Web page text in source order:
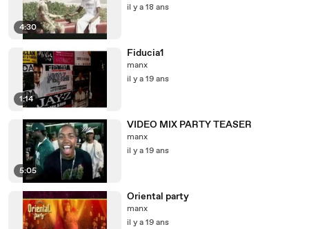
4:30
il y a 18 ans
1:14
Fiducia1
manx
il y a 19 ans
5:05
VIDEO MIX PARTY TEASER
manx
il y a 19 ans
Oriental party
manx
il y a 19 ans